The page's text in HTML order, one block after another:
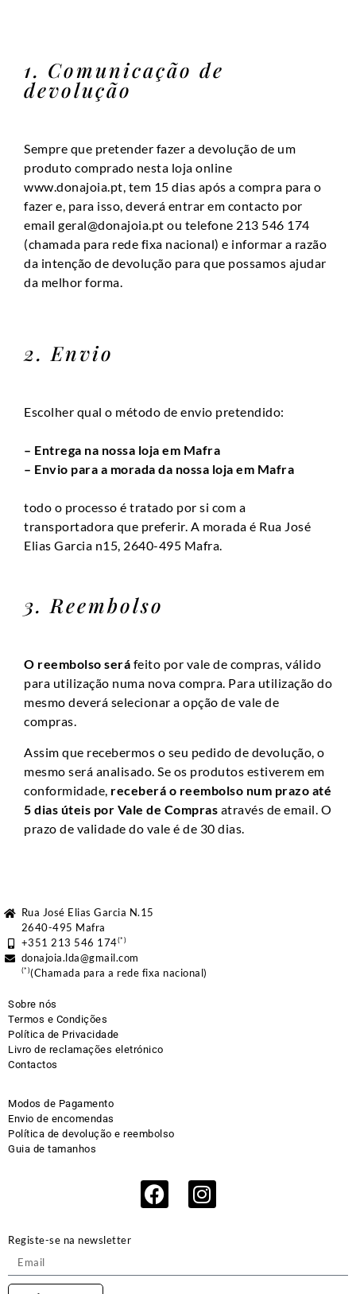
1. Comunicação de
devolução
Sempre que pretender fazer a devolução de um
produto comprado nesta loja online
www.donajoia.pt, tem 15 dias após a compra para o
fazer e, para isso, deverá entrar em contacto por
email geral@donajoia.pt ou telefone 213 546 174
(chamada para rede fixa nacional) e informar a razão
da intenção de devolução para que possamos ajudar
da melhor forma.
2. Envio
Escolher qual o método de envio pretendido:
– Entrega na nossa loja em Mafra
– Envio para a morada da nossa loja em Mafra
todo o processo é tratado por si com a
transportadora que preferir. A morada é Rua José
Elias Garcia n15, 2640-495 Mafra.
3. Reembolso
O reembolso será feito por vale de compras, válido
para utilização numa nova compra. Para utilização do
mesmo deverá selecionar a opção de vale de
compras.
Assim que recebermos o seu pedido de devolução, o
mesmo será analisado. Se os produtos estiverem em
conformidade, receberá o reembolso num prazo até
5 dias úteis por Vale de Compras através de email. O
prazo de validade do vale é de 30 dias.
Rua José Elias Garcia N.15
2640-495 Mafra
+351 213 546 174(*)
donajoia.lda@gmail.com
(*)(Chamada para a rede fixa nacional)
Sobre nós
Termos e Condições
Política de Privacidade
Livro de reclamações eletrónico
Contactos
Modos de Pagamento
Envio de encomendas
Política de devolução e reembolso
Guia de tamanhos
Registe-se na newsletter